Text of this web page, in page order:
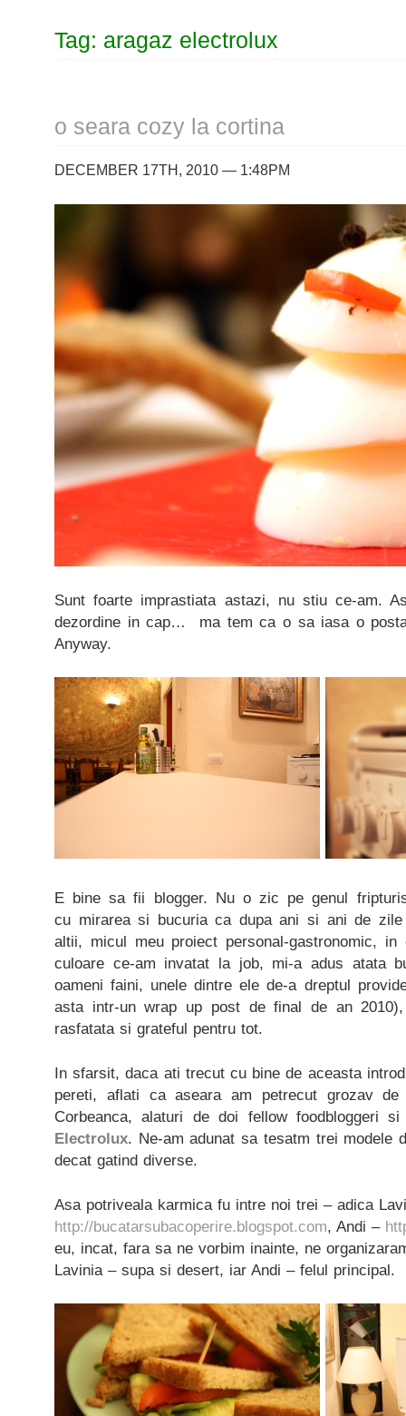
Tag: aragaz electrolux
o seara cozy la cortina
DECEMBER 17TH, 2010 — 1:48PM
Sunt foarte imprastiata astazi, nu stiu ce-am.
dezordine in cap… ma tem ca o sa iasa o
Anyway.
E bine sa fii blogger. Nu o zic pe genul
cu mirarea si bucuria ca dupa ani si ani de
altii, micul meu proiect personal-gastronomic,
culoare ce-am invatat la job, mi-a adus atata
oameni faini, unele dintre ele de-a dreptul
asta intr-un wrap up post de final de an
rasfatata si grateful pentru tot.
In sfarsit, daca ati trecut cu bine de aceasta
pereti, aflati ca aseara am petrecut grozav
Corbeanca, alaturi de doi fellow foodbloggeri
Electrolux. Ne-am adunat sa tesatm trei modele
decat gatind diverse.
Asa potriveala karmica fu intre noi trei – adica
http://bucatarsubacoperire.blogspot.com, Andi –
eu, incat, fara sa ne vorbim inainte, ne
Lavinia – supa si desert, iar Andi – felul principal.